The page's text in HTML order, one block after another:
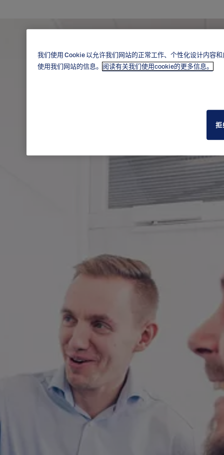
我们使用 Cookie 以允许我们网站的正常工作、个性化设计内容
使用我们网站的信息。 阅读有关我们使用cookie的更多信息。
拒